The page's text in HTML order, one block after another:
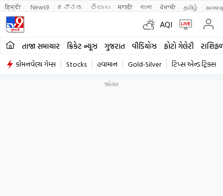
हिन्दी News9 ಕನ್ನಡ తెలుగు मराठी বাংলা ਪੰਜਾਬੀ தமிழ்
AQI
તાજા સમાચાર ક્રિકેટ ન્યૂઝ ગુજરાત વીડિયોઝ ફોટો ગેલેરી
કોમનવેલ્થ ગેમ્સ Stocks હવામાન Gold-Silver ટિપ્સ એન્ડ ટ્રિક્સ